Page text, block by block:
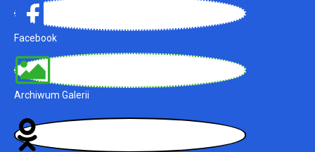
Facebook
Archiwum Galerii